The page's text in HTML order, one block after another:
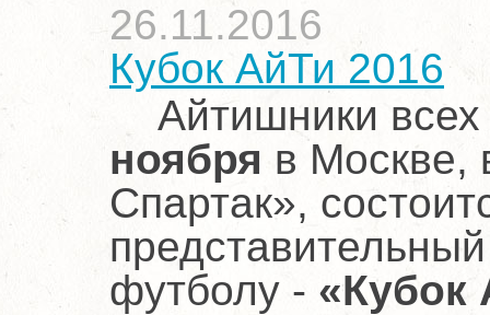
26.11.2016
Кубок АйТи 2016
Айтишники
ноября в Москве,
Спартак»,
футболу - «Кубок